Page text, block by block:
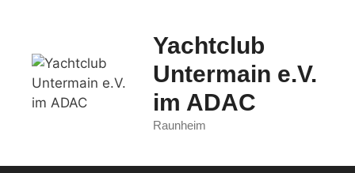
Yachtclub
Untermain e.V.
im ADAC
Raunheim